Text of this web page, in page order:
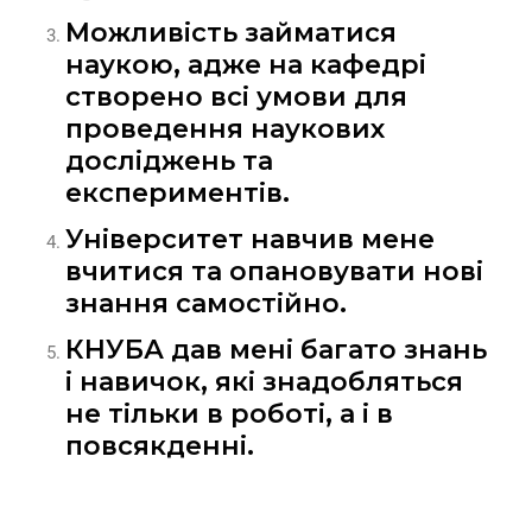
Можливість займатися
наукою, адже на кафедрі
створено всі умови для
проведення наукових
досліджень та
експериментів.
Університет навчив мене
вчитися та опановувати нові
знання самостійно.
КНУБА дав мені багато знань
і навичок, які знадобляться
не тільки в роботі, а і в
повсякденні.